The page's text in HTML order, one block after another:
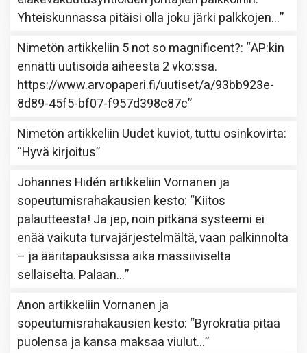
Yhteiskunnassa pitäisi olla joku järki palkkojen…”
Nimetön artikkeliin 5 not so magnificent?: “AP:kin
ennätti uutisoida aiheesta 2 vko:ssa.
https://www.arvopaperi.fi/uutiset/a/93bb923e-
8d89-45f5-bf07-f957d398c87c”
Nimetön artikkeliin Uudet kuviot, tuttu osinkovirta:
“Hyvä kirjoitus”
Johannes Hidén artikkeliinVornanen ja
sopeutumisrahakausien kesto: “Kiitos
palautteesta! Ja jep, noin pitkänä systeemi ei
enää vaikuta turvajärjestelmältä, vaan palkinnolta
– ja ääritapauksissa aika massiiviselta
sellaiselta. Palaan…”
Anon artikkeliinVornanen ja
sopeutumisrahakausien kesto: “Byrokratia pitää
puolensa ja kansa maksaa viulut…”